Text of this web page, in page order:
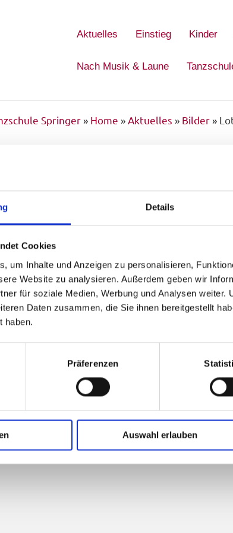
Details
Cookies
um Inhalte und Anzeigen zu personalisieren,
Website zu analysieren. Außerdem geben wir
für soziale Medien, Werbung und Analysen weiter.
Daten zusammen, die Sie ihnen bereitgestellt
haben.
Präferenzen
Auswahl erlauben
Aktuelles Einstieg Kinder
Nach Musik & Laune
Springer » Home » Aktuelles » Bilder »
gern auf: Instagram